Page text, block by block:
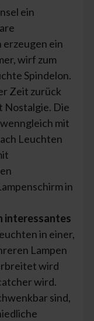
ein
ein
wirf zum
Spindelon.
Zeit zurück
Nostalgie. Die
mit
Leuchten
in
interessantes
in einer,
Lampen
wird
wird.
sind,